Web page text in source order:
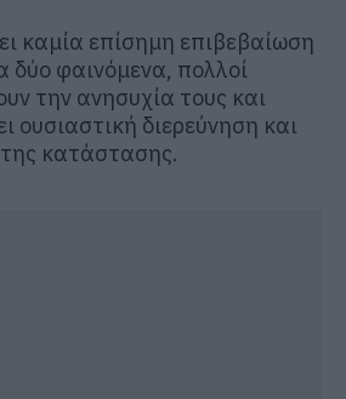
καμία επίσημη επιβεβαίωση
δύο φαινόμενα, πολλοί
την ανησυχία τους και
ουσιαστική διερεύνηση και
κατάστασης.